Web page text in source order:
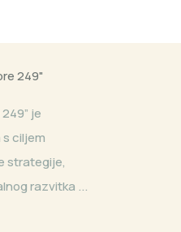
je
ciljem
strategije,
razvitka ...